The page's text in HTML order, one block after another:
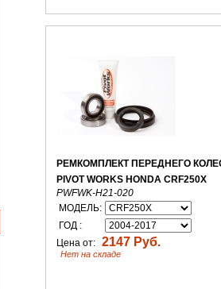
РЕМКОМПЛЕКТ ПЕРЕДНЕГО
PIVOT WORKS HONDA CRF250X
PWFWK-H21-020
МОДЕЛЬ:
ГОД :
Цена от: 2147 Руб.
Нет на складе